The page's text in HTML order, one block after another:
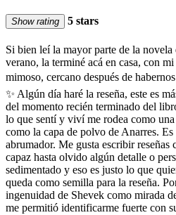
Show rating 5 stars
Si bien leí la mayor parte de la
verano, la terminé acá en casa, con
mimoso, cercano después de
✨ Algún día haré la reseña, este es
del momento recién terminado del
lo que sentí y viví me rodea como
como la capa de polvo de Anarres.
abrumador. Me gusta escribir reseñas
capaz hasta olvido algún detalle o
sedimentado y eso es justo lo que
queda como semilla para la reseña.
ingenuidad de Shevek como mirada
me permitió identificarme fuerte con